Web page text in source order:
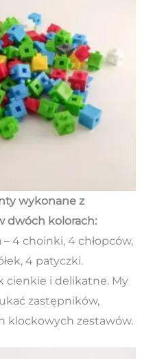
wykonane z
dwóch kolorach:
– 4 choinki, 4 chłopców,
4 patyczki.
cienkie i delikatne. My
zastępników,
klockowych zestawów.